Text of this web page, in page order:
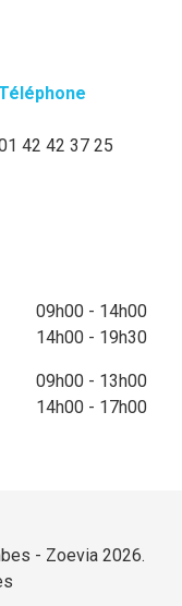
42 42 37 25
09h00 - 14h00
14h00 - 19h30
09h00 - 13h00
14h00 - 17h00
- Zoevia 2026.